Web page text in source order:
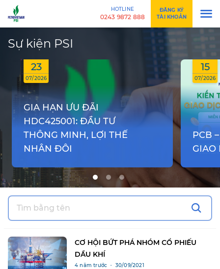
HOTLINE
0243 9872 888
ĐĂNG KÝ
TÀI KHOẢN
Sự kiện PSI
23
07/2026
GIA HẠN ƯU ĐÃI
HDC425001: ĐẦU TƯ
THÔNG MINH, LỢI THẾ
NHÂN ĐÔI
15
07/2026
PCB
GIAO
CƠ HỘI BỨT PHÁ NHÓM CỔ PHIẾU
DẦU KHÍ
4 năm trước ・ 30/09/2021